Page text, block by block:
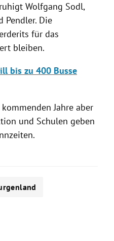
Wolfgang Sodl,
Pendler. Die
für das
bleiben.
bis zu 400 Busse
Jahre aber
und Schulen geben